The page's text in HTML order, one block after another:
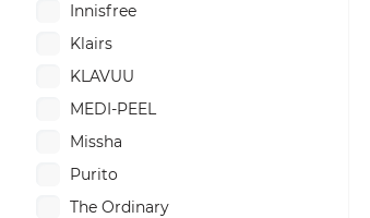
Innisfree
Klairs
KLAVUU
MEDI-PEEL
Missha
Purito
The Ordinary